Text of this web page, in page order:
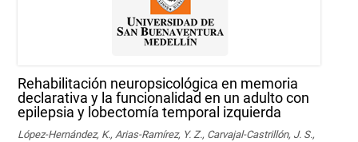
Rehabilitación neuropsicológica en memoria
declarativa y la funcionalidad en un adulto con
epilepsia y lobectomía temporal izquierda
López-Hernández, K., Arias-Ramírez, Y. Z., Carvajal-Castrillón, J. S.,